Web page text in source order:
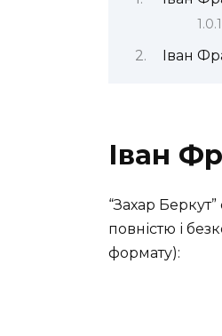
Іван
Іван
“Захар Беркут”
повністю і
формату):